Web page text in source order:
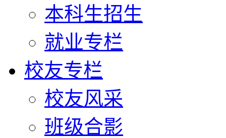
本科生招生
就业专栏
校友专栏
校友风采
班级合影